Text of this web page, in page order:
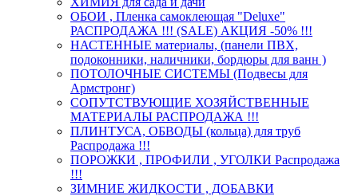
ОБОИ , Пленка самоклеющая "Deluxe"
РАСПРОДАЖА !!! (SALE) АКЦИЯ -50% !!!
НАСТЕННЫЕ материалы, (панели ПВХ,
подоконники, наличники, бордюры для ванн )
ПОТОЛОЧНЫЕ СИСТЕМЫ (Подвесы для
Армстронг)
СОПУТСТВУЮЩИЕ ХОЗЯЙСТВЕННЫЕ
МАТЕРИАЛЫ РАСПРОДАЖА !!!
ПЛИНТУСА, ОБВОДЫ (кольца) для труб
Распродажа !!!
ПОРОЖКИ , ПРОФИЛИ , УГОЛКИ Распродажа
!!!
ЗИМНИЕ ЖИДКОСТИ , ДОБАВКИ